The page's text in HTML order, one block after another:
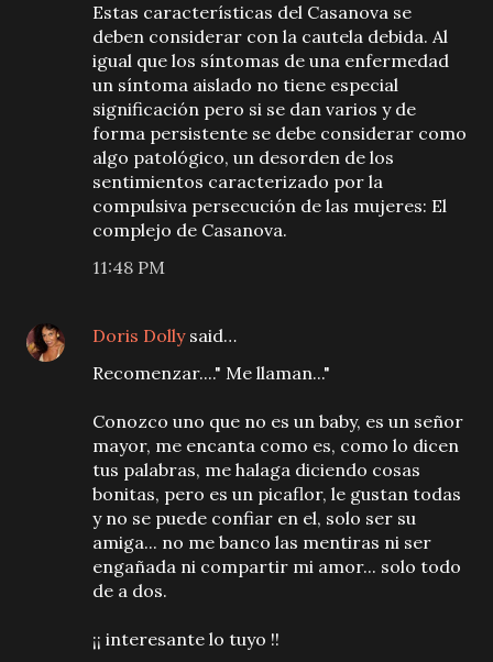
Estas características del Casanova se
deben considerar con la cautela debida. Al
igual que los síntomas de una enfermedad
un síntoma aislado no tiene especial
significación pero si se dan varios y de
forma persistente se debe considerar como
algo patológico, un desorden de los
sentimientos caracterizado por la
compulsiva persecución de las mujeres: El
complejo de Casanova.
11:48 PM
Doris Dollysaid…
Recomenzar...." Me llaman..."
Conozco uno que no es un baby, es un señor
mayor, me encanta como es, como lo dicen
tus palabras, me halaga diciendo cosas
bonitas, pero es un picaflor, le gustan todas
y no se puede confiar en el, solo ser su
amiga... no me banco las mentiras ni ser
engañada ni compartir mi amor... solo todo
de a dos.
¡¡ interesante lo tuyo !!